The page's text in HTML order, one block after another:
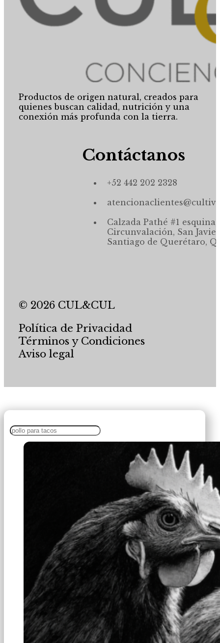
Productos de origen natural, creados para
quienes buscan calidad, nutrición y una
conexión más profunda con la tierra.
Contáctanos
+52 442 202 2328
Calzada Pathé #1 esquina,
Circunvalación, San
Santiago de Querétaro,
© 2026 CUL&CUL
Política de Privacidad
Términos y Condiciones
Aviso legal